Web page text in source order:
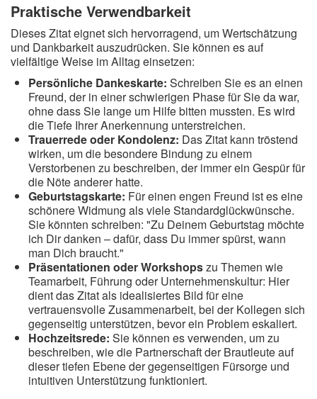
Praktische Verwendbarkeit
Dieses Zitat eignet sich hervorragend, um Wertschätzung
und Dankbarkeit auszudrücken. Sie können es auf
vielfältige Weise im Alltag einsetzen:
Persönliche Dankeskarte: Schreiben Sie es an einen
Freund, der in einer schwierigen Phase für Sie da war,
ohne dass Sie lange um Hilfe bitten mussten. Es wird
die Tiefe Ihrer Anerkennung unterstreichen.
Trauerrede oder Kondolenz: Das Zitat kann tröstend
wirken, um die besondere Bindung zu einem
Verstorbenen zu beschreiben, der immer ein Gespür für
die Nöte anderer hatte.
Geburtstagskarte: Für einen engen Freund ist es eine
schönere Widmung als viele Standardglückwünsche.
Sie könnten schreiben: "Zu Deinem Geburtstag möchte
ich Dir danken – dafür, dass Du immer spürst, wann
man Dich braucht."
Präsentationen oder Workshopszu Themen wie
Teamarbeit, Führung oder Unternehmenskultur: Hier
dient das Zitat als idealisiertes Bild für eine
vertrauensvolle Zusammenarbeit, bei der Kollegen sich
gegenseitig unterstützen, bevor ein Problem eskaliert.
Hochzeitsrede: Sie können es verwenden, um zu
beschreiben, wie die Partnerschaft der Brautleute auf
dieser tiefen Ebene der gegenseitigen Fürsorge und
intuitiven Unterstützung funktioniert.